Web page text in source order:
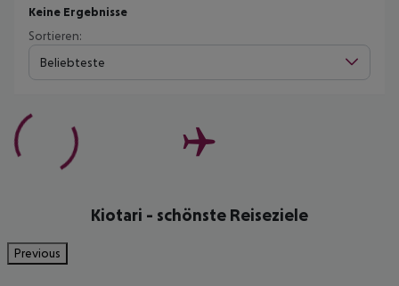
Keine Ergebnisse
Sortieren:
Beliebteste
Kiotari - schönste Reiseziele
Previous